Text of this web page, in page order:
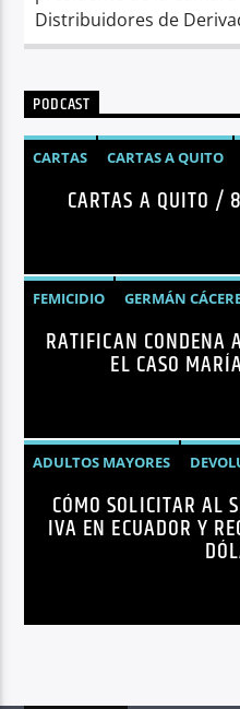
Distribuidores de
PODCAST
CARTAS CARTAS A QUITO
CARTAS A QUITO /
FEMICIDIO GERMÁN
NOTICIAS
SEGURIDAD
RATIFICAN CONDENA
EL CASO
ADULTOS MAYORES
NEGOCIOS
NOTICIAS
CÓMO SOLICITAR AL
IVA EN ECUADOR Y